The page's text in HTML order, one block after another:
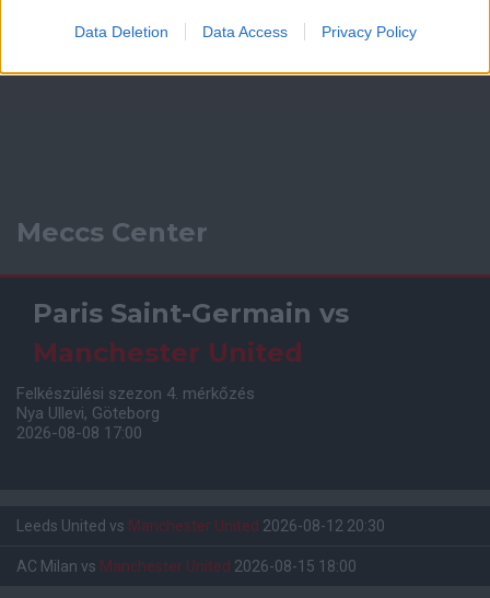
Data Deletion Data Access Privacy Policy
Meccs Center
Paris Saint-Germain vs
Manchester United
Felkészülési szezon 4. mérkőzés
Nya Ullevi, Göteborg
2026-08-08 17:00
Leeds United vs Manchester United 2026-08-12 20:30
AC Milan vs Manchester United 2026-08-15 18:00